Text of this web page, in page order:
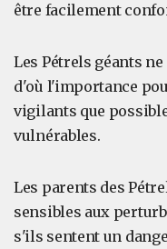
être facilement
Les Pétrels géants
d'où l'importance
vigilants que
vulnérables.
Les parents des
sensibles aux
s'ils sentent un